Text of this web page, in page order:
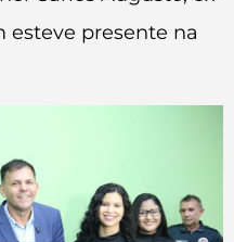
esteve presente na